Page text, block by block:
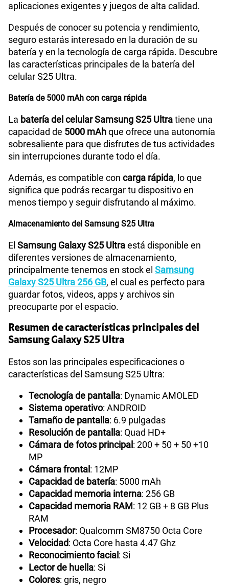
aplicaciones exigentes y juegos de alta calidad.
Después de conocer su potencia y rendimiento,
seguro estarás interesado en la duración de su
batería y en la tecnología de carga rápida. Descubre
las características principales de la batería del
celular S25 Ultra.
Batería de 5000 mAh con carga rápida
La batería del celular Samsung S25 Ultratiene una
capacidad de 5000 mAhque ofrece una autonomía
sobresaliente para que disfrutes de tus actividades
sin interrupciones durante todo el día.
Además, es compatible con carga rápida, lo que
significa que podrás recargar tu dispositivo en
menos tiempo y seguir disfrutando al máximo.
Almacenamiento del Samsung S25 Ultra
El Samsung Galaxy S25 Ultraestá disponible en
diferentes versiones de almacenamiento,
principalmente tenemos en stock el Samsung
Galaxy S25 Ultra 256 GB, el cual es perfecto para
guardar fotos, videos, apps y archivos sin
preocuparte por el espacio.
Resumen de características principales del
Samsung Galaxy S25 Ultra
Estos son las principales especificaciones o
características del Samsung S25 Ultra:
Tecnología de pantalla: Dynamic AMOLED
Sistema operativo: ANDROID
Tamaño de pantalla: 6.9 pulgadas
Resolución de pantalla: Quad HD+
Cámara de fotos principal : 200 + 50 + 50 +10
MP
Cámara frontal : 12MP
Capacidad de batería: 5000 mAh
Capacidad memoria interna: 256 GB
Capacidad memoria RAM: 12 GB + 8 GB Plus
RAM
Procesador: Qualcomm SM8750 Octa Core
Velocidad: Octa Core hasta 4.47 Ghz
Reconocimiento facial : Si
Lector de huella: Si
Colores: gris, negro